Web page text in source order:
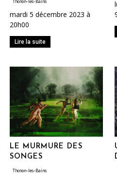
mardi 5 décembre 2023 à
20h00
Lire la suite
LE MURMURE DES
SONGES
Thonon-les-Bains